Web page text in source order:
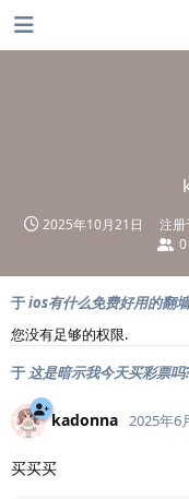
2025年10月21日 注册
0
于ios有什么免费好用的翻
您没有足够的权限.
于 这是暗示我今天买彩票吗
kadonna 2025年6
买买买